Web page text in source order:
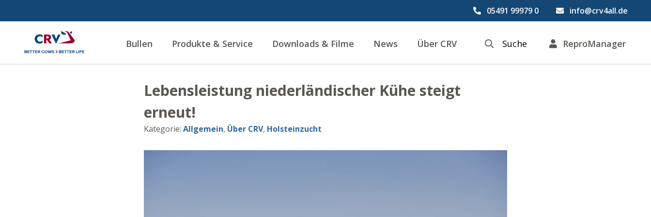
05491 99979 0 info@crv4all.de
Bullen Produkte & Service Downloads & Filme News Über CRV Suche ReproManager
Lebensleistung niederländischer Kühe steigt
erneut!
Kategorie: Allgemein, Über CRV, Holsteinzucht